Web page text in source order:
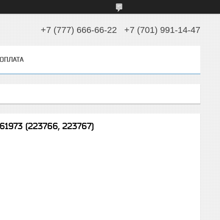
+7 (777) 666-66-22 +7 (701) 991-14-47
(223766, 223767)